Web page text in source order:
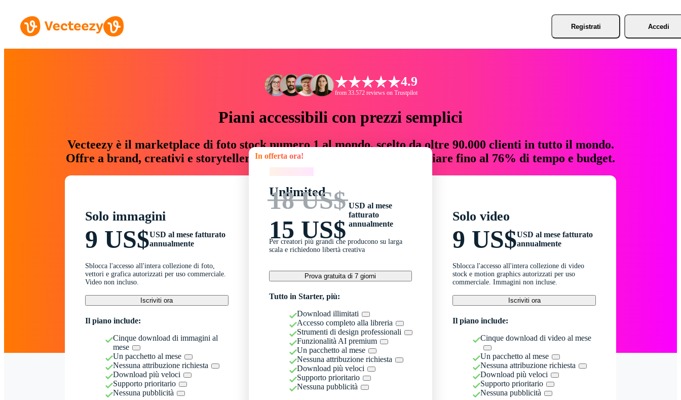
Registrati Accedi
4.9
from 33.572 reviews on Trustpilot
Piani accessibili con prezzi semplici
Vecteezy è il marketplace di foto stock numero 1 al mondo, scelto da oltre 90.000 clienti in tutto il mondo.
Offre a brand, creativi e storyteller risorse creative che fanno risparmiare fino al 76% di tempo e budget.
Solo immagini
9 US$USD al mese fatturato
annualmente
Sblocca l'accesso all'intera collezione di foto,
vettori e grafica autorizzati per uso commerciale.
Video non incluso.
Iscriviti ora
Il piano include:
Cinque download di immagini al
mese
Un pacchetto al mese
Nessuna attribuzione richiesta
Download più veloci
Supporto prioritario
Nessuna pubblicità
In offerta ora!
Unlimited
18 US$
15 US$
USD al mese
fatturato
annualmente
Per creatori più grandi che producono su larga
scala e richiedono libertà creativa
Prova gratuita di 7 giorni
Tutto in Starter, più:
Download illimitati
Accesso completo alla libreria
Strumenti di design professionali
Funzionalità AI premium
Un pacchetto al mese
Nessuna attribuzione richiesta
Download più veloci
Supporto prioritario
Nessuna pubblicità
Solo video
9 US$USD al mese fatturato
annualmente
Sblocca l'accesso all'intera collezione di video
stock e motion graphics autorizzati per uso
commerciale. Immagini non incluse.
Iscriviti ora
Il piano include:
Cinque download di video al mese
Un pacchetto al mese
Nessuna attribuzione richiesta
Download più veloci
Supporto prioritario
Nessuna pubblicità